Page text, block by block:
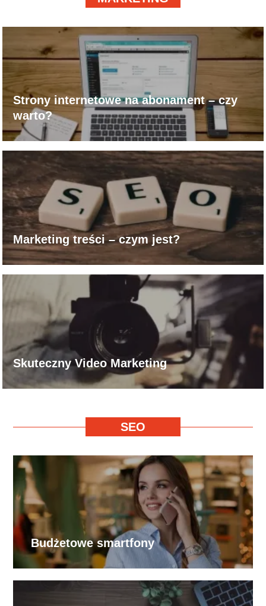
Strony internetowe na abonament – czy
warto?
Marketing treści – czym jest?
Skuteczny Video Marketing
SEO
Budżetowe smartfony